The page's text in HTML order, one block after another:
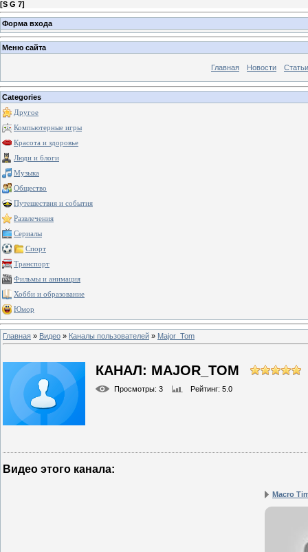
[S G 7]
Форма входа
Меню сайта
Главная Новости Статьи
Categories
Другое
Компьютерные игры
Красота и здоровье
Люди и блоги
Музыка
Общество
Путешествия и события
Развлечения
Сериалы
Спорт
Транспорт
Фильмы и анимация
Хобби и образование
Юмор
Главная » Видео » Каналы пользователей » Major_Tom
КАНАЛ: MAJOR_TOM
Просмотры: 3 Рейтинг: 5.0
Видео этого канала:
Macro